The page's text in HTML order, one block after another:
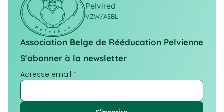
Pelvired
VZW/ASBL
Association Belge de Rééducation Pelvienne
S'abonner à la newsletter
Adresse email *